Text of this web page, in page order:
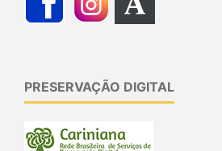
PRESERVAÇÃO DIGITAL